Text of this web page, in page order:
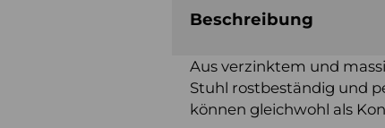
Beschreibung
Aus verzinktem und
Stuhl rostbeständig und
können gleichwohl als